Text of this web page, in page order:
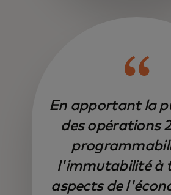
En apportant la
des opérations
l'immutabilité à
aspects de